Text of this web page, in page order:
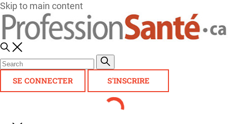
Skip to main content
SE CONNECTER S'INSCRIRE